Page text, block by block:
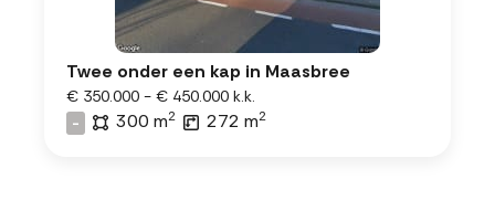
Twee onder een kap in Maasbree
€ 350.000 - € 450.000 k.k.
-
300 m2 272 m2